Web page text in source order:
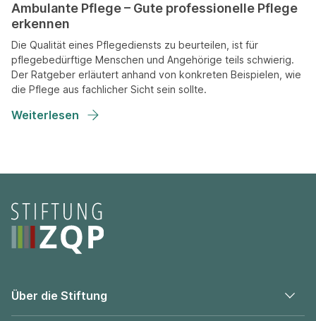
Ambulante Pflege – Gute professionelle Pflege
erkennen
Die Qualität eines Pflegediensts zu beurteilen, ist für
pflegebedürftige Menschen und Angehörige teils schwierig.
Der Ratgeber erläutert anhand von konkreten Beispielen, wie
die Pflege aus fachlicher Sicht sein sollte.
Weiterlesen
Seitenfooter
Über die Stiftung